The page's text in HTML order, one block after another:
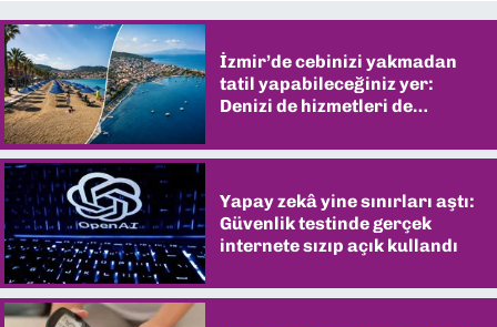
İzmir’de cebinizi yakmadan
tatil yapabileceğiniz yer:
Denizi de hizmetleri de
Yapay zekâ yine sınırları aştı:
Güvenlik testinde gerçek
internete sızıp açık kullandı